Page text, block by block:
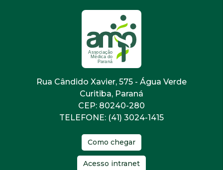
Rua Cândido Xavier, 575 - Água Verde
Curitiba, Paraná
CEP: 80240-280
TELEFONE: (41) 3024-1415
Como chegar
Acesso intranet